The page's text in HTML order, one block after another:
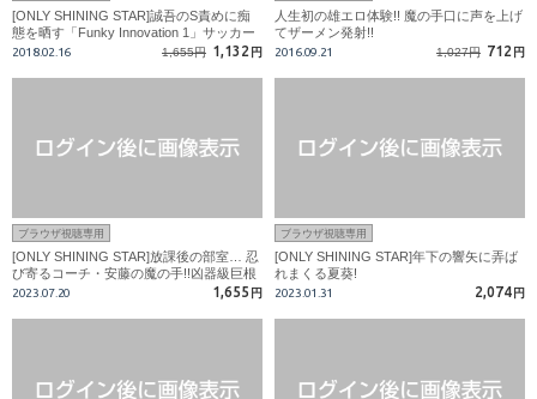
[ONLY SHINING STAR]誠吾のS責めに痴
態を晒す「Funky Innovation 1」サッカー
青年!! 淫乱SEXで激しく乱れまくる!!!
2018.02.16 1,655円 1,132 円
人生初の雄エロ体験!! 魔の手口に声を上げ
てザーメン発射!!
2016.09.21 1,027円 712 円
ブラウザ視聴専用
[ONLY SHINING STAR]放課後の部室… 忍
び寄るコーチ・安藤の魔の手!!凶器級巨根
が星に襲い掛かる!!
2023.07.20 1,655 円
ブラウザ視聴専用
[ONLY SHINING STAR]年下の響矢に弄ば
れまくる夏葵!
2023.01.31 2,074 円